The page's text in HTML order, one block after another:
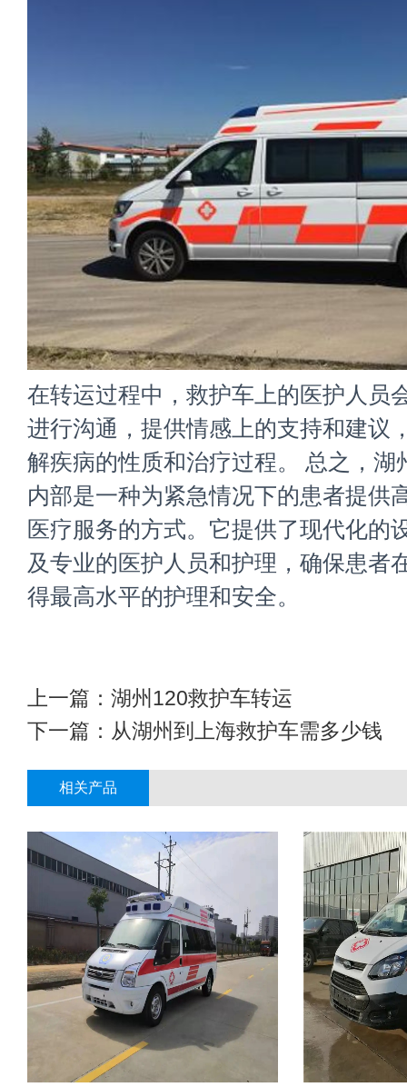
在转运过程中，救护车上的医护人员
进行沟通，提供情感上的支持和建议
解疾病的性质和治疗过程。 总之， 湖
内部是一种为紧急情况下的患者提供
医疗服务的方式。它提供了现代化的
及专业的医护人员和护理，确保患者
得最高水平的护理和安全。
上一篇： 湖州120救护车转运
下一篇： 从湖州到上海救护车需多少钱
相关产品